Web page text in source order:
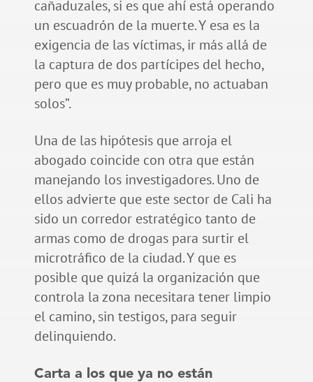
cañaduzales, si es que ahí está operando
un escuadrón de la muerte. Y esa es la
exigencia de las víctimas, ir más allá de
la captura de dos partícipes del hecho,
pero que es muy probable, no actuaban
solos”.
Una de las hipótesis que arroja el
abogado coincide con otra que están
manejando los investigadores. Uno de
ellos advierte que este sector de Cali ha
sido un corredor estratégico tanto de
armas como de drogas para surtir el
microtráfico de la ciudad. Y que es
posible que quizá la organización que
controla la zona necesitara tener limpio
el camino, sin testigos, para seguir
delinquiendo.
Carta a los que ya no están